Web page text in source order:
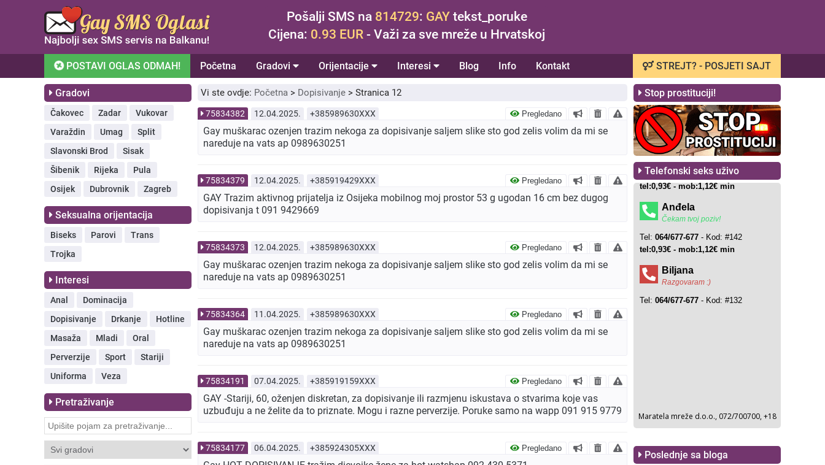
Pošalji SMS na 814729: GAYtekst_poruke
Cijena: 0.93 EUR - Važi za sve mreže u Hrvatskoj
POSTAVI OGLAS ODMAH! Početna Gradovi Orijentacije Interesi Blog Info Kontakt STREJT? - POSJETI SAJT
Gradovi
Čakovec Zadar
Vukovar
Varaždin
Umag
Split
Slavonski Brod
Sisak
Šibenik
Rijeka
Pula
Osijek
Dubrovnik Zagreb
Seksualna orijentacija
Biseks Parovi
Trans
Trojka
Interesi
Anal
Dominacija
Dopisivanje
Drkanje
Hotline
Masaža
Mladi
Oral
Perverzije
Sport
Stariji
Uniforma
Veza
Pretraživanje
Vi ste ovdje: Početna > Dopisivanje > Stranica 12
75834382 12.04.2025. +385989630XXX Pregledano
Gay muškarac ozenjen trazim nekoga za dopisivanje saljem slike sto god zelis volim da mi se
nareduje na vats ap 0989630251
75834379 12.04.2025. +385919429XXX Pregledano
GAY Trazim aktivnog prijatelja iz Osijeka mobilnog moj prostor 53 g ugodan 16 cm bez dugog
dopisivanja t 091 9429669
75834373 12.04.2025. +385989630XXX Pregledano
Gay muškarac ozenjen trazim nekoga za dopisivanje saljem slike sto god zelis volim da mi se
nareduje na vats ap 0989630251
75834364 11.04.2025. +385989630XXX Pregledano
Gay muškarac ozenjen trazim nekoga za dopisivanje saljem slike sto god zelis volim da mi se
nareduje na vats ap 0989630251
75834191 07.04.2025. +385919159XXX Pregledano
GAY -Stariji, 60, oženjen diskretan, za dopisivanje ili razmjenu iskustava o stvarima koje vas
uzbuđuju a ne želite da to priznate. Mogu i razne perverzije. Poruke samo na wapp 091 915 9779
75834177 06.04.2025. +385924305XXX Pregledano
Stop prostituciji!
Telefonski seks uživo
Poslednje sa bloga